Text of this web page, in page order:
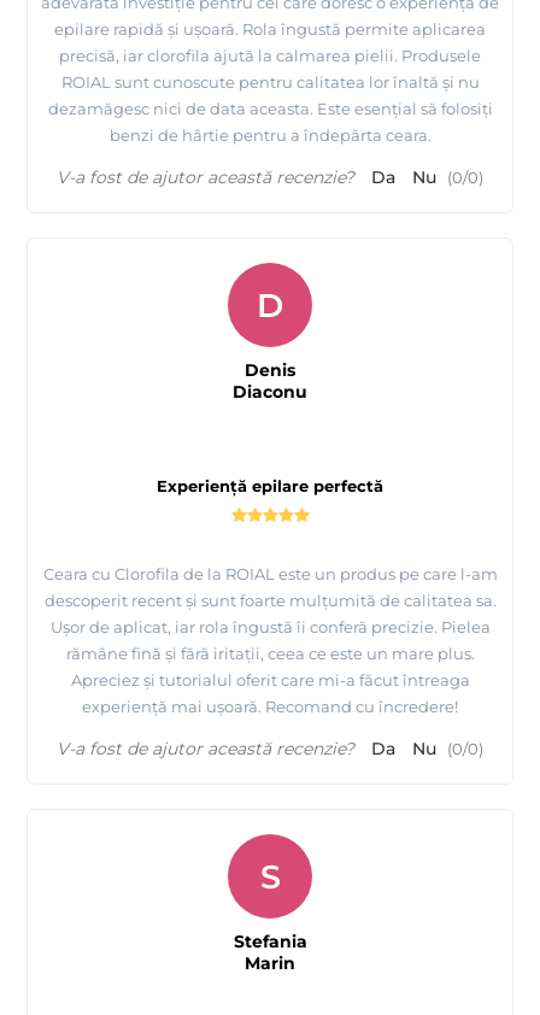
epilare rapidă și ușoară. Rola îngustă permite aplicarea
precisă, iar clorofila ajută la calmarea pielii. Produsele
ROIAL sunt cunoscute pentru calitatea lor înaltă și nu
dezamăgesc nici de data aceasta. Este esențial să folosiți
benzi de hârtie pentru a îndepărta ceara.
V-a fost de ajutor această recenzie? Da Nu (0/0)
Experiență epilare perfectă
Ceara cu Clorofila de la ROIAL este un produs pe care l-am
descoperit recent și sunt foarte mulțumită de calitatea sa.
Ușor de aplicat, iar rola îngustă îi conferă precizie. Pielea
rămâne fină și fără iritații, ceea ce este un mare plus.
Apreciez și tutorialul oferit care mi-a făcut întreaga
experiență mai ușoară. Recomand cu încredere!
D
Denis
Diaconu
V-a fost de ajutor această recenzie? Da Nu (0/0)
S
Stefania
Marin